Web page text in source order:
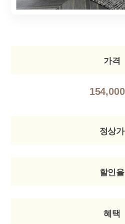
가격
정상가
할인율
혜택